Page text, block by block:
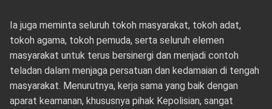
Ia juga meminta seluruh tokoh masyarakat, tokoh adat,
tokoh agama, tokoh pemuda, serta seluruh elemen
masyarakat untuk terus bersinergi dan menjadi contoh
teladan dalam menjaga persatuan dan kedamaian di tengah
masyarakat. Menurutnya, kerja sama yang baik dengan
aparat keamanan, khususnya pihak Kepolisian, sangat